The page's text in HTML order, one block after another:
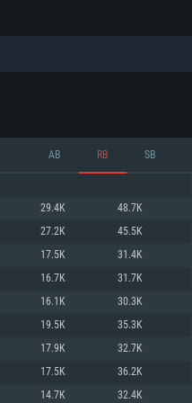
REQUISE
processeurs Intel Xeon ne sont
modernes
AB RB SB
29.4K 48.7K
27.2K 45.5K
17.5K 31.4K
16.7K 31.7K
16.1K 30.3K
19.5K 35.3K
17.9K 32.7K
17.5K 36.2K
14.7K 32.4K